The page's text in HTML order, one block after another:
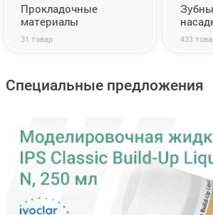
Специальные предложения
31 товар
Прокладочные
материалы
433